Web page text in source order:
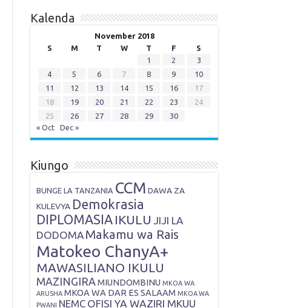
Kalenda
November 2018
S
M T W T F
S
1
2
3
4
5 6 7 8 9
10
11
12 13 14 15 16
17
18
19 20 21 22 23
24
25
26 27 28 29
30
« Oct
Dec »
Kiungo
BUNGE LA TANZANIA CCM DAWA ZA
KULEVYA Demokrasia
DIPLOMASIA IKULU JIJI LA
DODOMA Makamu wa Rais
Matokeo ChanyA+
MAWASILIANO IKULU
MAZINGIRAMIUNDOMBINU MKOA WA
ARUSHA MKOA WA DAR ES SALAAM MKOA WA
PWANI NEMC OFISI YA WAZIRI MKUU